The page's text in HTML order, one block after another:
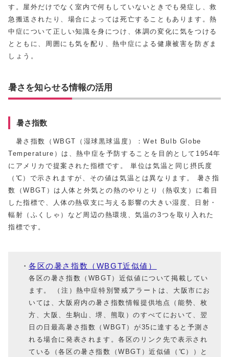
す。屋外だけでなく室内で何もしていないときでも発症し、救
急搬送されたり、場合によっては死亡することもあります。熱
中症について正しい知識を身につけ、体調の変化に気をつける
とともに、周囲にも気を配り、熱中症による健康被害を防ぎま
しょう。
暑さを知らせる情報の活用
暑さ指数
暑さ指数（WBGT（湿球黒球温度）：Wet Bulb Globe
Temperature ）は、熱中症を予防することを目的として1954年
にアメリカで提案された指標です。 単位は気温と同じ摂氏度
（℃）で示されますが、その値は気温とは異なります。 暑さ指
数（WBGT）は人体と外気との熱のやりとり（熱収支）に着目
した指標で、人体の熱収支に与える影響の大きい湿度、日射・
輻射（ふくしゃ）など周辺の熱環境、気温の3つを取り入れた
指標です。
各区の暑さ指数（WBGT近似値）
各区の暑さ指数（WBGT）近似値について掲載してい
ます。 （注）熱中症特別警戒アラートは、大阪市にお
いては、大阪府内の暑さ指数情報提供地点（能勢、枚
方、大阪、生駒山、堺、熊取）のすべてにおいて、翌
日の日最高暑さ指数（WBGT）が35に達すると予測さ
れる場合に発表されます。各区のリンク先で表示され
ている（各区の暑さ指数（WBGT）近似値（℃））と